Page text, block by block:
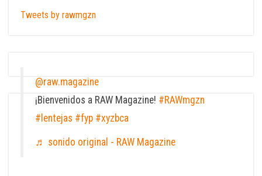
Tweets by rawmgzn
@raw.magazine
¡Bienvenidos a RAW Magazine! #RAWmgzn
#lentejas #fyp #xyzbca
♬ sonido original - RAW Magazine